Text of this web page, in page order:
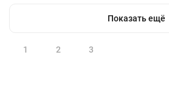
Показать ещё
1 2 3